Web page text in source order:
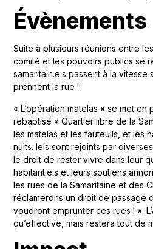
Évènements
Suite à plusieurs réunions entre
comité et les pouvoirs publics se
samaritain.e.s passent à la vitesse
prennent la rue !
« L’opération matelas » se met en
rebaptisé « Quartier libre de la
les matelas et les fauteuils, et les
nuits. Iels sont rejoints par
le droit de rester vivre dans leur
habitant.e.s et leurs soutiens
les rues de la Samaritaine et des
réclamerons un droit de passage
voudront emprunter ces rues ! ».
qu’effective, mais restera tout de